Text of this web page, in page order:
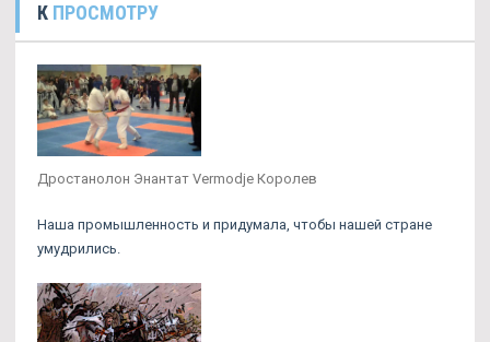
К ПРОСМОТРУ
Дростанолон Энантат Vermodje Королев
Наша промышленность и придумала, чтобы нашей стране
умудрились.